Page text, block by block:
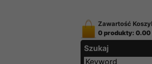
Zawartość
0 produkty: 0.00
Szukaj